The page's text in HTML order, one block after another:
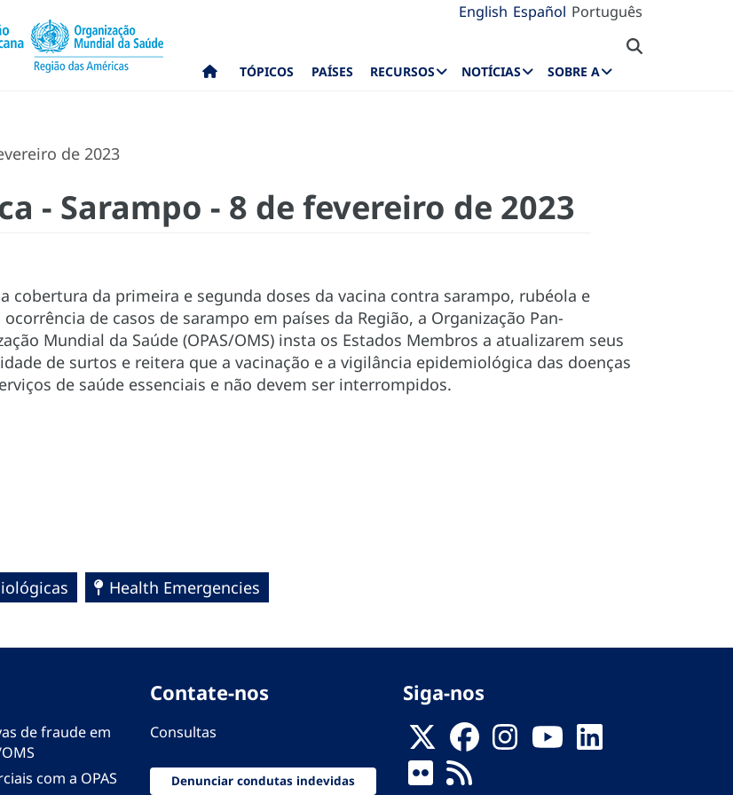
English Español Português
TÓPICOS PAÍSES RECURSOS NOTÍCIAS SOBRE A
de 2023
- Sarampo - 8 de fevereiro de 2023
cobertura da primeira e segunda doses da vacina contra sarampo, rubéola e
ocorrência de casos de sarampo em países da Região, a Organização Pan-
Mundial da Saúde (OPAS/OMS) insta os Estados Membros a atualizarem seus
de surtos e reitera que a vacinação e a vigilância epidemiológica das doenças
de saúde essenciais e não devem ser interrompidos.
Health Emergencies
de fraude em
com a OPAS
Contate-nos
Consultas
Denunciar condutas indevidas
Siga-nos